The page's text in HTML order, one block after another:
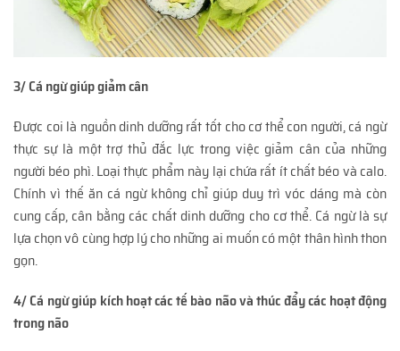
3/ Cá ngừ giúp giảm cân
Được coi là nguồn dinh dưỡng rất tốt cho cơ thể con người, cá ngừ
thực sự là một trợ thủ đắc lực trong việc giảm cân của những
người béo phì. Loại thực phẩm này lại chứa rất ít chất béo và calo.
Chính vì thế ăn cá ngừ không chỉ giúp duy trì vóc dáng mà còn
cung cấp, cân bằng các chất dinh dưỡng cho cơ thể. Cá ngừ là sự
lựa chọn vô cùng hợp lý cho những ai muốn có một thân hình thon
gọn.
4/ Cá ngừ giúp kích hoạt các tế bào não và thúc đẩy các hoạt động
trong não